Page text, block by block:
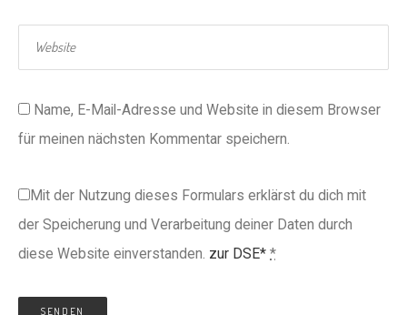
Name, E-Mail-Adresse und Website in diesem Browser
für meinen nächsten Kommentar speichern.
Mit der Nutzung dieses Formulars erklärst du dich mit
der Speicherung und Verarbeitung deiner Daten durch
diese Website einverstanden. zur DSE* *